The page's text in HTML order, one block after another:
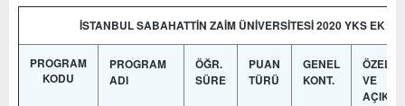
İSTANBUL SABAHATTİN ZAİM ÜNİVERSİTESİ 2020 YKS EK
PROGRAM
KODU
PROGRAM
ADI
ÖĞR.
SÜRE
PUAN
TÜRÜ
GENEL
KONT.
ÖZEL
VE